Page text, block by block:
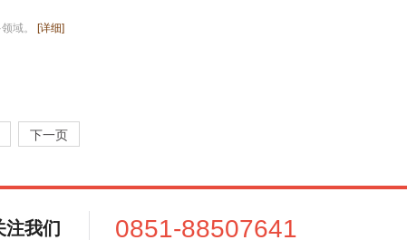
域。
[详细]
下一页
0851-88507641
注我们